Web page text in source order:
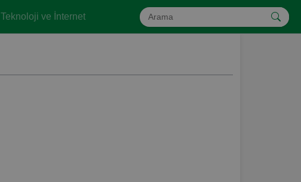
Teknoloji ve İnternet